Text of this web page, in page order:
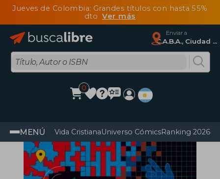
Jueves de Colombia: Grandes títulos con hasta 55%
dtoVer más
Enviar a
C.A.B.A., Ciudad Autónoma De Buenos Aires
0
MENÚ Vida CristianaUniverso CómicsRanking 2026